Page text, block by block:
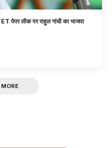
पेपर लीक पर राहुल गांधी का भाजपा
MORE